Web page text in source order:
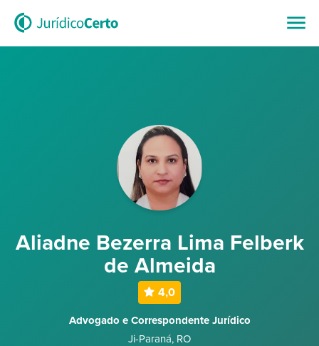
Aliadne Bezerra Lima Felberk
de Almeida
4,0
Advogado e Correspondente Jurídico
Ji-Paraná, RO